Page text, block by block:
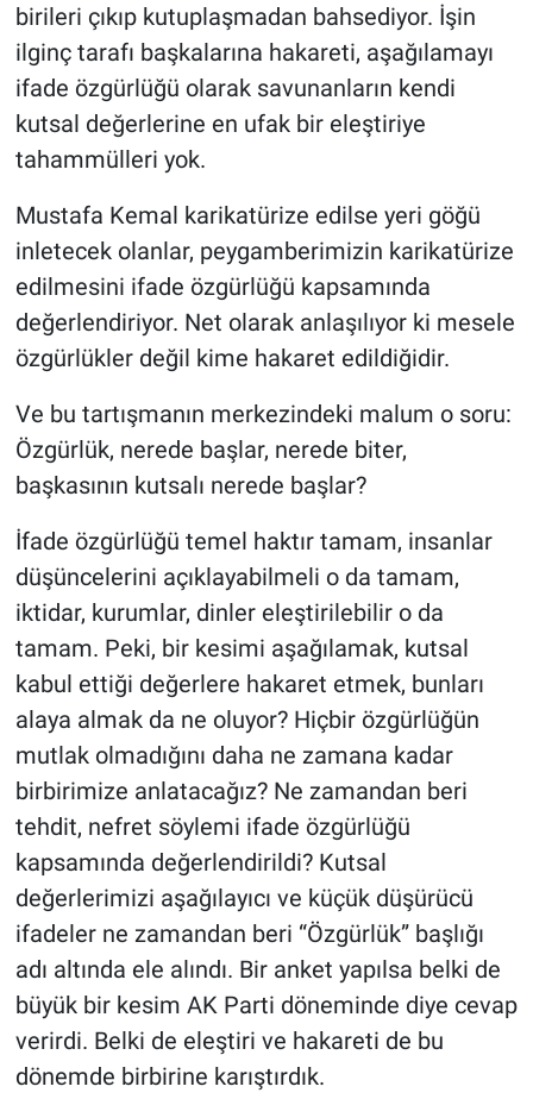
birileri çıkıp kutuplaşmadan bahsediyor. İşin
ilginç tarafı başkalarına hakareti, aşağılamayı
ifade özgürlüğü olarak savunanların kendi
kutsal değerlerine en ufak bir eleştiriye
tahammülleri yok.
Mustafa Kemal karikatürize edilse yeri göğü
inletecek olanlar, peygamberimizin karikatürize
edilmesini ifade özgürlüğü kapsamında
değerlendiriyor. Net olarak anlaşılıyor ki mesele
özgürlükler değil kime hakaret edildiğidir.
Ve bu tartışmanın merkezindeki malum o soru:
Özgürlük, nerede başlar, nerede biter,
başkasının kutsalı nerede başlar?
İfade özgürlüğü temel haktır tamam, insanlar
düşüncelerini açıklayabilmeli o da tamam,
iktidar, kurumlar, dinler eleştirilebilir o da
tamam. Peki, bir kesimi aşağılamak, kutsal
kabul ettiği değerlere hakaret etmek, bunları
alaya almak da ne oluyor? Hiçbir özgürlüğün
mutlak olmadığını daha ne zamana kadar
birbirimize anlatacağız? Ne zamandan beri
tehdit, nefret söylemi ifade özgürlüğü
kapsamında değerlendirildi? Kutsal
değerlerimizi aşağılayıcı ve küçük düşürücü
ifadeler ne zamandan beri “Özgürlük” başlığı
adı altında ele alındı. Bir anket yapılsa belki de
büyük bir kesim AK Parti döneminde diye cevap
verirdi. Belki de eleştiri ve hakareti de bu
dönemde birbirine karıştırdık.